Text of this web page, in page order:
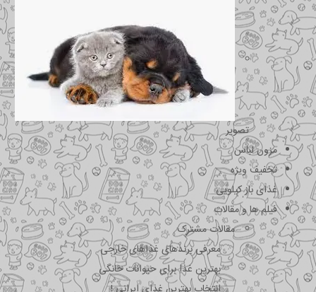
تصویر
مزون لباس
تخفیف ویژه
غذای باز کیلویی
فیلم ها و مقالات
مقالات مشترک
معرفی برندهای غذاهای خارجی
بهترین غذا برای حیوانات خانگی